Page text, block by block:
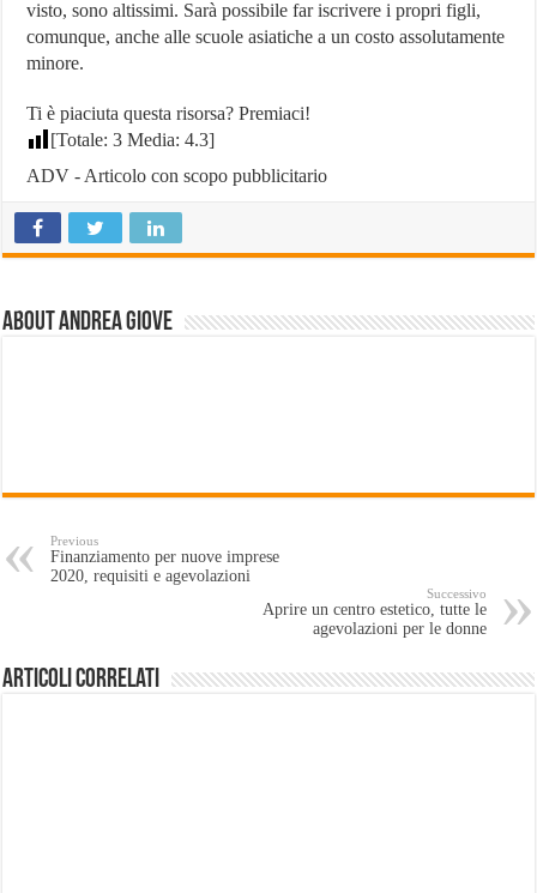
visto, sono altissimi. Sarà possibile far iscrivere i propri figli,
comunque, anche alle scuole asiatiche a un costo assolutamente
minore.
Ti è piaciuta questa risorsa? Premiaci!
[Totale:3 Media:4.3]
ADV - Articolo con scopo pubblicitario
About Andrea Giove
Previous
Finanziamento per nuove imprese
2020, requisiti e agevolazioni
Successivo
Aprire un centro estetico, tutte le
agevolazioni per le donne
Articoli Correlati